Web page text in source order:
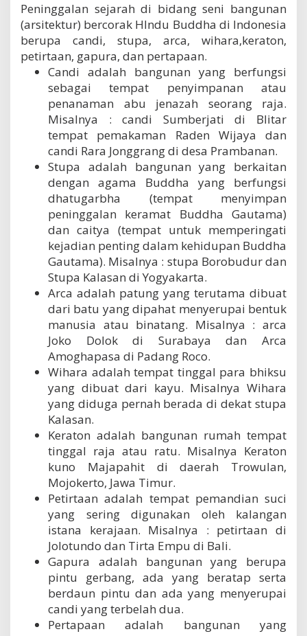
Peninggalan sejarah di bidang seni bangunan
(arsitektur) bercorak HIndu Buddha di Indonesia
berupa candi, stupa, arca, wihara,keraton,
petirtaan, gapura, dan pertapaan.
Candi adalah bangunan yang berfungsi
sebagai tempat penyimpanan atau
penanaman abu jenazah seorang raja.
Misalnya : candi Sumberjati di Blitar
tempat pemakaman Raden Wijaya dan
candi Rara Jonggrang di desa Prambanan.
Stupa adalah bangunan yang berkaitan
dengan agama Buddha yang berfungsi
dhatugarbha (tempat menyimpan
peninggalan keramat Buddha Gautama)
dan caitya (tempat untuk memperingati
kejadian penting dalam kehidupan Buddha
Gautama). Misalnya : stupa Borobudur dan
Stupa Kalasan di Yogyakarta.
Arca adalah patung yang terutama dibuat
dari batu yang dipahat menyerupai bentuk
manusia atau binatang. Misalnya : arca
Joko Dolok di Surabaya dan Arca
Amoghapasa di Padang Roco.
Wihara adalah tempat tinggal para bhiksu
yang dibuat dari kayu. Misalnya Wihara
yang diduga pernah berada di dekat stupa
Kalasan.
Keraton adalah bangunan rumah tempat
tinggal raja atau ratu. Misalnya Keraton
kuno Majapahit di daerah Trowulan,
Mojokerto, Jawa Timur.
Petirtaan adalah tempat pemandian suci
yang sering digunakan oleh kalangan
istana kerajaan. Misalnya : petirtaan di
Jolotundo dan Tirta Empu di Bali.
Gapura adalah bangunan yang berupa
pintu gerbang, ada yang beratap serta
berdaun pintu dan ada yang menyerupai
candi yang terbelah dua.
Pertapaan adalah bangunan yang